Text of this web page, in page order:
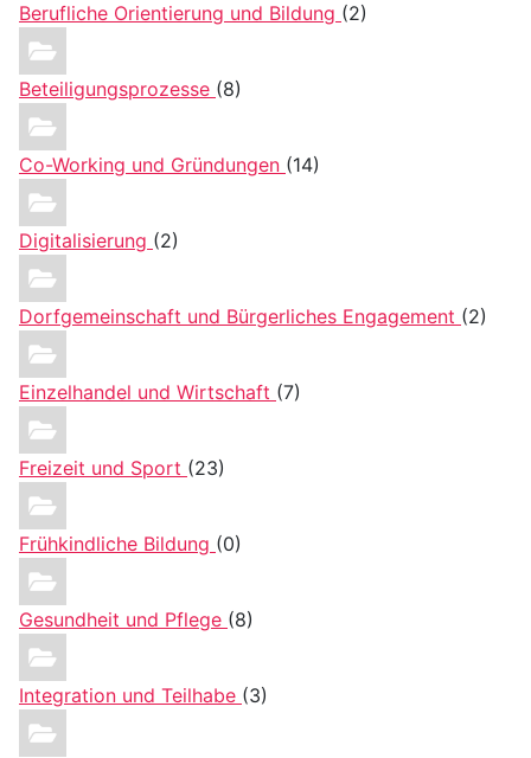
Berufliche Orientierung und Bildung (2)
Beteiligungsprozesse (8)
Co-Working und Gründungen (14)
Digitalisierung (2)
Dorfgemeinschaft und Bürgerliches Engagement (2)
Einzelhandel und Wirtschaft (7)
Freizeit und Sport (23)
Frühkindliche Bildung (0)
Gesundheit und Pflege (8)
Integration und Teilhabe (3)